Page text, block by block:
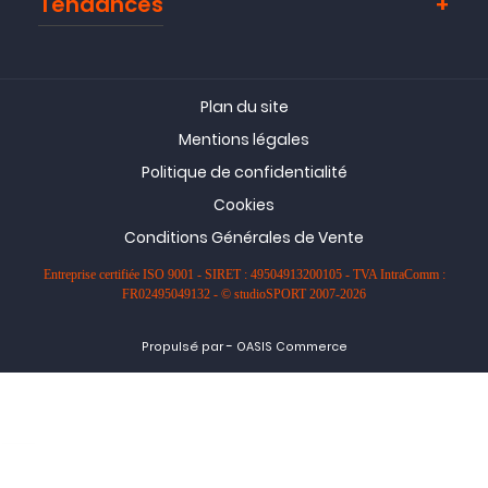
Plan du site
Mentions légales
Politique de confidentialité
Cookies
Conditions Générales de Vente
Entreprise certifiée ISO 9001 - SIRET : 49504913200105 - TVA IntraComm :
FR02495049132 - © studioSPORT 2007-2026
Propulsé par- OASIS Commerce